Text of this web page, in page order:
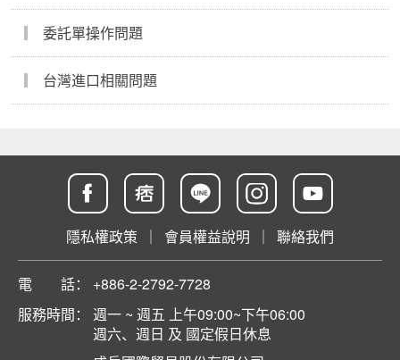
委託單操作問題
台灣進口相關問題
隱私權政策 ｜ 會員權益說明 ｜ 聯絡我們
電 話：
+886-2-2792-7728
服務時間：
週一 ~ 週五 上午09:00~下午06:00
週六、週日 及 國定假日休息